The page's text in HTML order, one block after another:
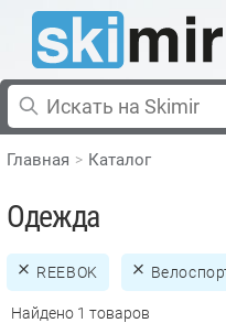
Главная Каталог
Одежда
REEBOK
Найдено 1 товаров